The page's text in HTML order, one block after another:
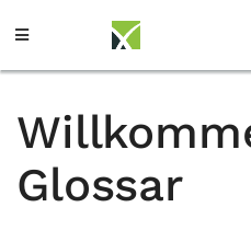
Glossar